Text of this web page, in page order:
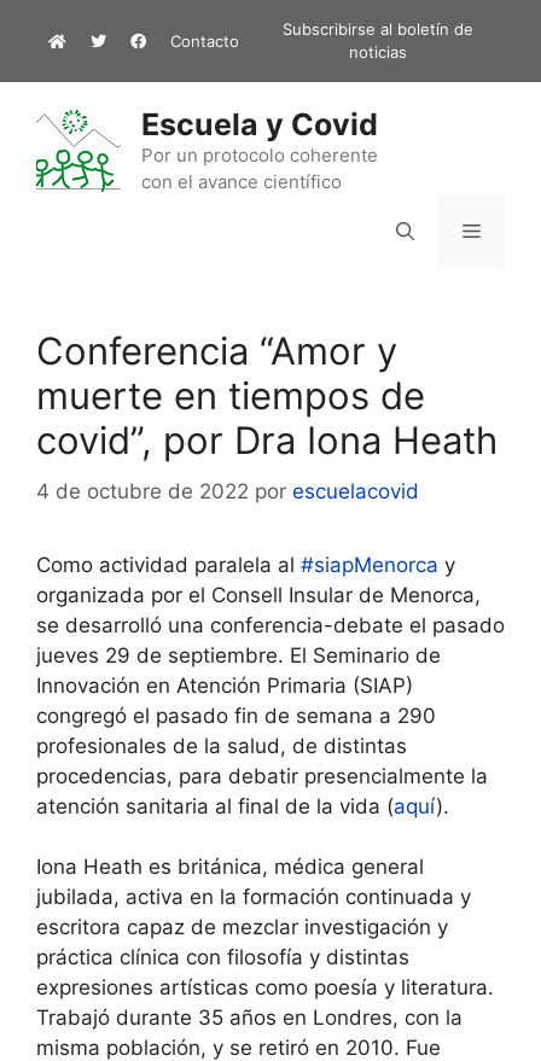
Contacto
Subscribirse al boletín de
noticias
Escuela y Covid
Por un protocolo coherente
con el avance científico
Menú
Conferencia “Amor y
muerte en tiempos de
covid”, por Dra Iona Heath
4 de octubre de 2022 por escuelacovid
Como actividad paralela al #siapMenorca y
organizada por el Consell Insular de Menorca,
se desarrolló una conferencia-debate el pasado
jueves 29 de septiembre. El Seminario de
Innovación en Atención Primaria (SIAP)
congregó el pasado fin de semana a 290
profesionales de la salud, de distintas
procedencias, para debatir presencialmente la
atención sanitaria al final de la vida (aquí).
Iona Heath es británica, médica general
jubilada, activa en la formación continuada y
escritora capaz de mezclar investigación y
práctica clínica con filosofía y distintas
expresiones artísticas como poesía y literatura.
Trabajó durante 35 años en Londres, con la
misma población, y se retiró en 2010. Fue